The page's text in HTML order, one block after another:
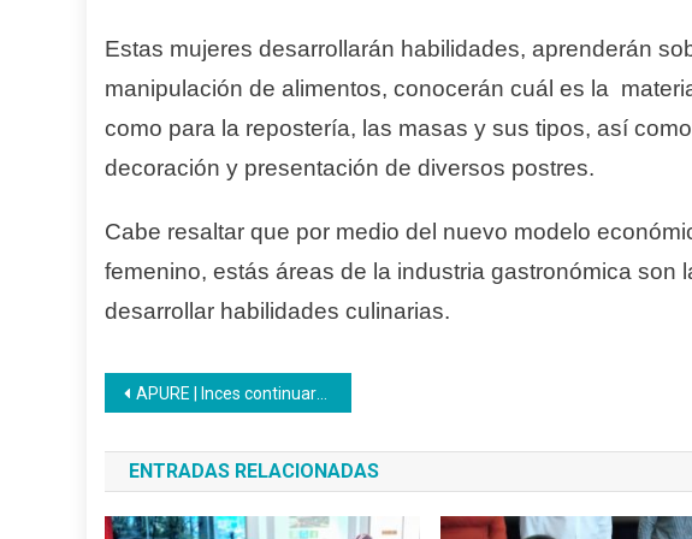
Estas mujeres desarrollarán habilidades, aprenderán
manipulación de alimentos, conocerán cuál es la
como para la repostería, las masas y sus tipos, así
decoración y presentación de diversos postres.
Cabe resaltar que por medio del nuevo modelo
femenino, estás áreas de la industria gastronómica son
desarrollar habilidades culinarias.
Navegación
de
entradas
APURE | Inces continuará formando a la juventud apureña en el marco de la Gran Misión Venezuela Joven
ENTRADAS RELACIONADAS